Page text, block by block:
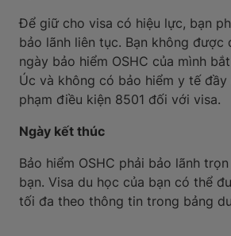
Để giữ cho visa có hiệu lực, bạn
bảo lãnh liên tục. Bạn không được
ngày bảo hiểm OSHC của mình
Úc và không có bảo hiểm y tế đầy
phạm điều kiện 8501 đối với visa.
Ngày kết thúc
Bảo hiểm OSHC phải bảo lãnh
bạn. Visa du học của bạn có thể
tối đa theo thông tin trong bảng